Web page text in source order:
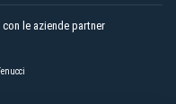
con le aziende partner